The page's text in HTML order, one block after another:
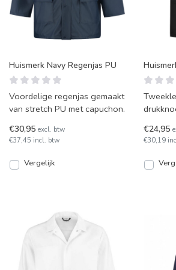
Huismerk Navy Regenjas PU
Voordelige regenjas gemaakt
van stretch PU met capuchon.
€30,95 excl. btw
€37,45 incl. btw
Vergelijk
100%
€24,95
€30,19